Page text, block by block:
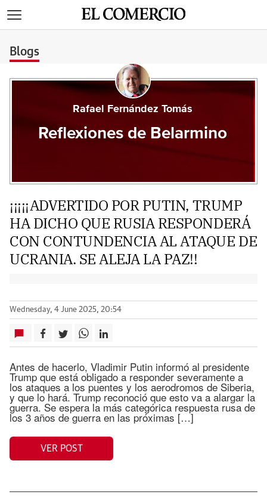
Blogs
Rafael Fernández Tomás
Reflexiones de Belarmino
¡¡¡¡¡ADVERTIDO POR PUTIN, TRUMP
HA DICHO QUE RUSIA RESPONDERÁ
CON CONTUNDENCIA AL ATAQUE DE
UCRANIA. SE ALEJA LA PAZ!!
Wednesday, 4 June 2025, 20:54
Antes de hacerlo, Vladimir Putin informó al presidente
Trump que está obligado a responder severamente a
los ataques a los puentes y los aerodromos de Siberia,
y que lo hará. Trump reconoció que esto va a alargar la
guerra. Se espera la más categórica respuesta rusa de
los 3 años de guerra en las próximas […]
VER POST